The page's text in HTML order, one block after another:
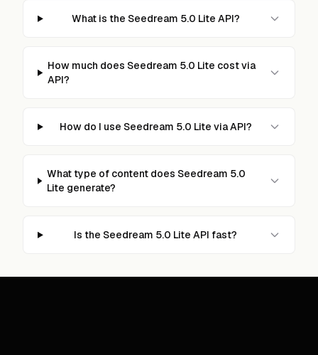
What is the Seedream 5.0 Lite API?
How much does Seedream 5.0 Lite cost via
API?
How do I use Seedream 5.0 Lite via API?
What type of content does Seedream 5.0
Lite generate?
Is the Seedream 5.0 Lite API fast?